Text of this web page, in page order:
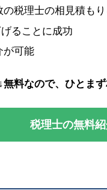
税理士の相見積も
ることに成功
が可能
↓無料なので、ひとま
税理士の無料